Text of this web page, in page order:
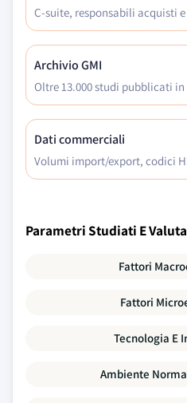
C-suite, responsabili acquisti
Archivio GMI
Oltre 13.000 studi pubblicati
Dati commerciali
Volumi import/export, codici
Parametri Studiati E
Fattori
Fattori
Tecnologia E
Ambiente